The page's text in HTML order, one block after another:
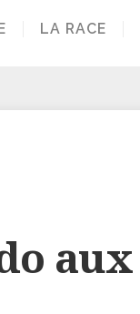
LA RACE
aux